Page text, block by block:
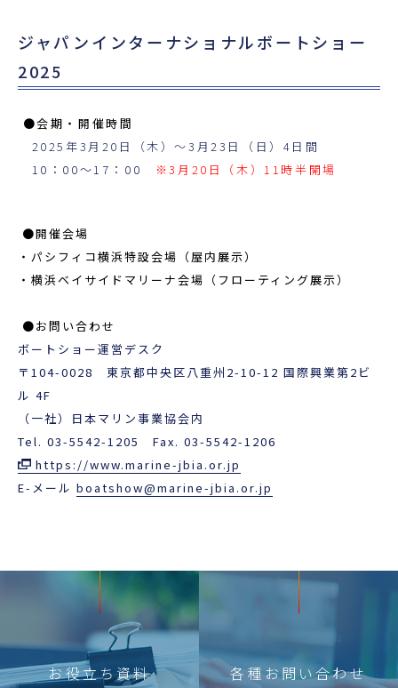
ジャパンインターナショナルボートショー
2025
●会期・開催時間
2025年3月20日（木）～3月23日（日）4日間
10：00～17：00
※3月20日（木）11時半開場
●開催会場
・パシフィコ横浜特設会場（屋内展示）
・横浜ベイサイドマリーナ会場（フローティング展示）
●お問い合わせ
ボートショー運営デスク
〒104-0028 東京都中央区八重州2-10-12 国際興業第2ビ
ル 4F
（一社）日本マリン事業協会内
Tel. 03-5542-1205 Fax. 03-5542-1206
https://www.marine-jbia.or.jp
E-メール boatshow@marine-jbia.or.jp
お役立ち資料 各種お問い合わせ